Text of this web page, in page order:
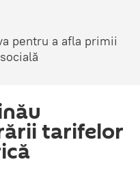
pentru a afla primii
tarifelor